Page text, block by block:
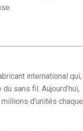
international qui,
sans fil. Aujourd’hui,
d’unités chaque